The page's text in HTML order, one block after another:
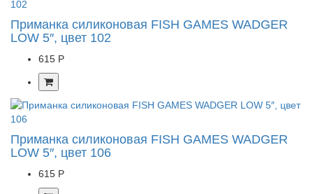
Приманка силиконовая FISH GAMES WADGER
LOW 5″, цвет 102
615 Р
Приманка силиконовая FISH GAMES WADGER
LOW 5″, цвет 106
615 Р